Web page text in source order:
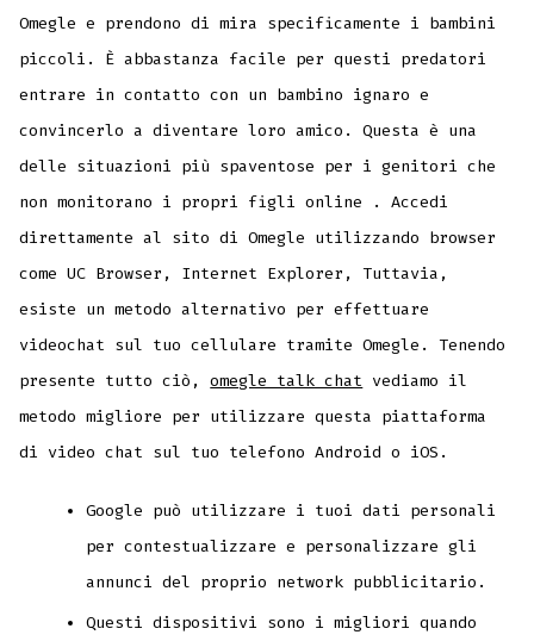
Omegle e prendono di mira specificamente i bambini
piccoli. È abbastanza facile per questi predatori
entrare in contatto con un bambino ignaro e
convincerlo a diventare loro amico. Questa è una
delle situazioni più spaventose per i genitori che
non monitorano i propri figli online . Accedi
direttamente al sito di Omegle utilizzando browser
come UC Browser, Internet Explorer, Tuttavia,
esiste un metodo alternativo per effettuare
videochat sul tuo cellulare tramite Omegle. Tenendo
presente tutto ciò,omegle talk chat vediamo il
metodo migliore per utilizzare questa piattaforma
di video chat sul tuo telefono Android o iOS.
Google può utilizzare i tuoi dati personali
per contestualizzare e personalizzare gli
annunci del proprio network pubblicitario.
Questi dispositivi sono i migliori quando